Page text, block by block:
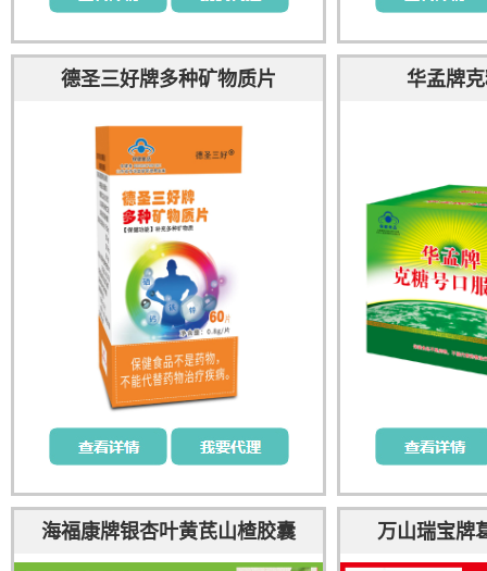
德圣三好牌多种矿物质片 华孟牌
海福康牌银杏叶黄芪山楂胶囊 万山瑞宝牌